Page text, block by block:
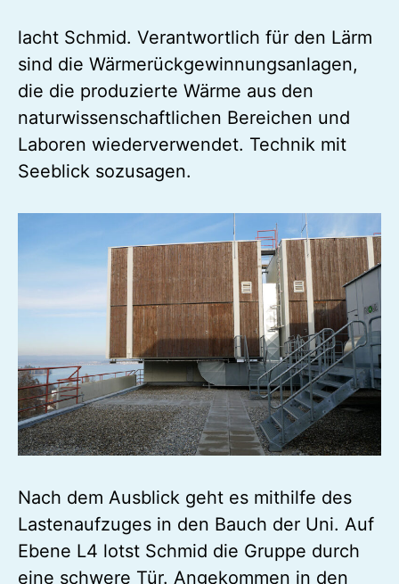
lacht Schmid. Verantwortlich für den Lärm
sind die Wärmerückgewinnungsanlagen,
die die produzierte Wärme aus den
naturwissenschaftlichen Bereichen und
Laboren wiederverwendet. Technik mit
Seeblick sozusagen.
Nach dem Ausblick geht es mithilfe des
Lastenaufzuges in den Bauch der Uni. Auf
Ebene L4 lotst Schmid die Gruppe durch
eine schwere Tür. Angekommen in den